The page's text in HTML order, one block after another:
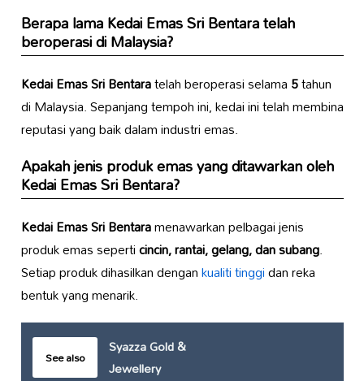
Berapa lamaKedai Emas Sri Bentaratelah
beroperasi di Malaysia?
Kedai Emas Sri Bentaratelah beroperasi selama5tahun
di Malaysia. Sepanjang tempoh ini, kedai ini telah membina
reputasi yang baik dalam industri emas.
Apakah jenis produk emas yang ditawarkan oleh
Kedai Emas Sri Bentara?
Kedai Emas Sri Bentaramenawarkan pelbagai jenis
produk emas seperticincin, rantai, gelang, dan subang.
Setiap produk dihasilkan dengankualiti tinggidan reka
bentuk yang menarik.
See also
Syazza Gold &
Jewellery